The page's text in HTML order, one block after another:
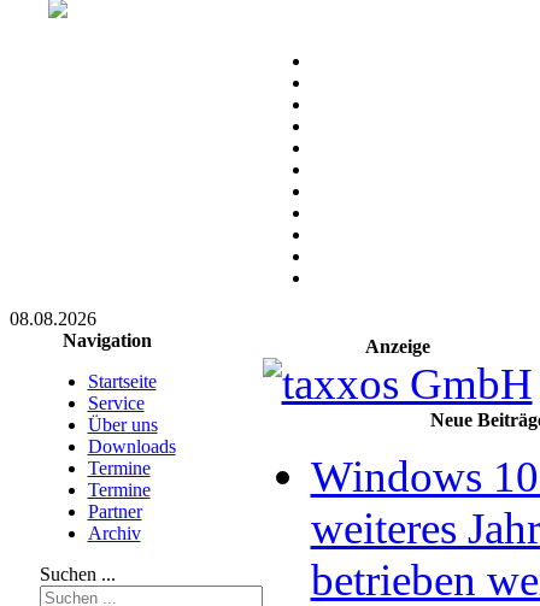
08.08.2026
Navigation
Startseite
Service
Über uns
Downloads
Termine
Termine
Partner
Archiv
Suchen ...
Anzeige
Neue
Windows
weiteres
betrieben